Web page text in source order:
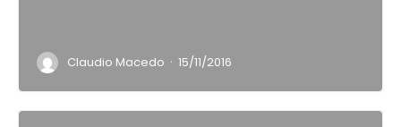
Claudio Macedo · 15/11/2016